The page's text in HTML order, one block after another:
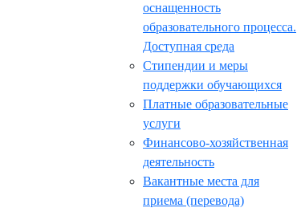
оснащенность
образовательного процесса.
Доступная среда
Стипендии и меры
поддержки обучающихся
Платные образовательные
услуги
Финансово-хозяйственная
деятельность
Вакантные места для
приема (перевода)